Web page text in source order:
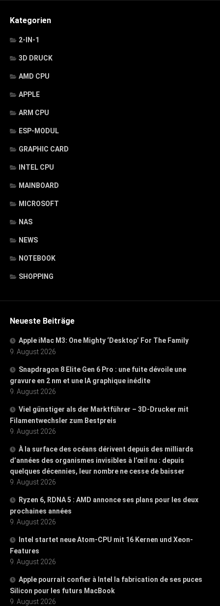
Kategorien
2-IN-1
3D DRUCK
AMD CPU
APPLE
ARM CPU
ESP-MODUL
GRAPHIC CARD
INTEL CPU
MAINBOARD
MICROSOFT
NAS
NEWS
NOTEBOOK
SHOPPING
Neueste Beiträge
Apple iMac M3: One Mighty ‘Desktop’ For The Family
9. August 2026
Snapdragon 8 Elite Gen 6 Pro : une fuite dévoile une
gravure en 2 nm et une IA graphique inédite
9. August 2026
Viel günstiger als der Marktführer – 3D-Drucker mit
Filamentwechsler zum Bestpreis
9. August 2026
À la surface des océans dérivent depuis des milliards
d’années des organismes invisibles à l’œil nu : depuis
quelques décennies, leur nombre ne cesse de baisser
9. August 2026
Ryzen 6, RDNA 5 : AMD annonce ses plans pour les deux
prochaines années
9. August 2026
Intel startet neue Atom-CPU mit 16 Kernen und Xeon-
Features
9. August 2026
Apple pourrait confier à Intel la fabrication de ses puces
Silicon pour les futurs MacBook
9. August 2026